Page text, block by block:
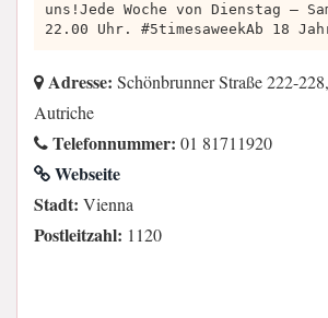
uns!Jede Woche von Dienstag –
22.00 Uhr. #5timesaweekAb 18
Adresse: Schönbrunner Straße 222-
Autriche
Telefonnummer: 01 81711920
Webseite
Stadt: Vienna
Postleitzahl: 1120